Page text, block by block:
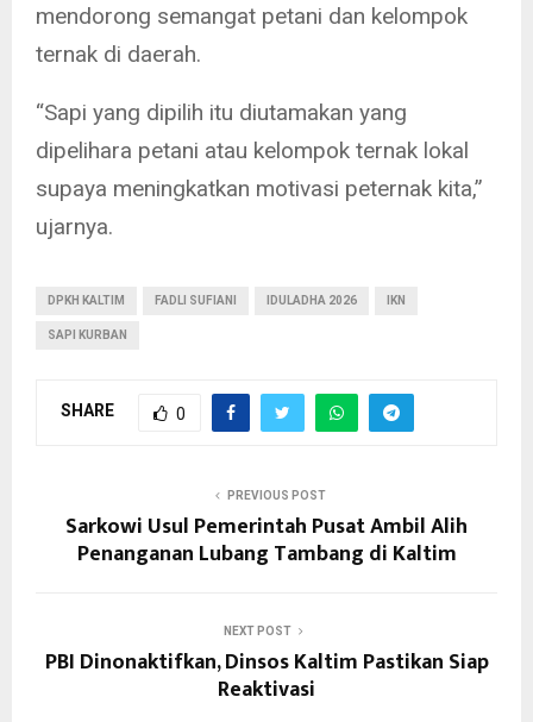
mendorong semangat petani dan kelompok
ternak di daerah.
“Sapi yang dipilih itu diutamakan yang
dipelihara petani atau kelompok ternak lokal
supaya meningkatkan motivasi peternak kita,”
ujarnya.
DPKH KALTIM FADLI SUFIANI IDULADHA 2026 IKN
SAPI KURBAN
SHARE 0
PREVIOUS POST
Sarkowi Usul Pemerintah Pusat Ambil Alih
Penanganan Lubang Tambang di Kaltim
NEXT POST
PBI Dinonaktifkan, Dinsos Kaltim Pastikan Siap
Reaktivasi